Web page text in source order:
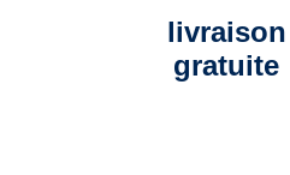
livraison
gratuite